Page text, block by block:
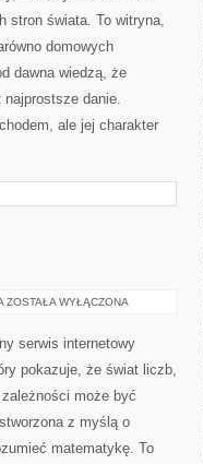
stron świata. To witryna,
domowych
dawna wiedzą, że
najprostsze danie.
ale jej charakter
HISTORIA
ZOSTAŁA WYŁĄCZONA
serwis internetowy
pokazuje, że świat liczb,
może być
z myślą o
matematykę. To